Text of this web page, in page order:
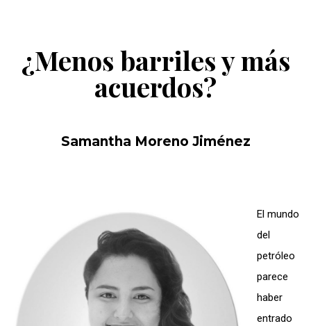
¿Menos barriles y más
acuerdos?
Samantha Moreno Jiménez
El mundo
del
petróleo
parece
haber
entrado